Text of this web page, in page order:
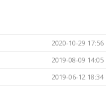
2020-10-29 17:56
2019-08-09 14:05
2019-06-12 18:34